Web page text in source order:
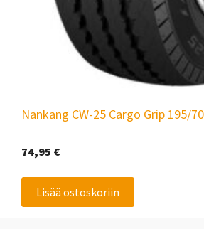
Nankang CW-25 Cargo Grip 195/
74,95 €
Lisää ostoskoriin